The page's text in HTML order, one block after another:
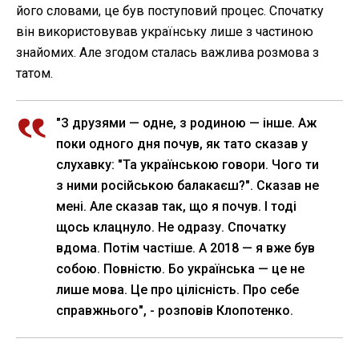
його словами, це був поступовий процес. Спочатку
він використовував українську лише з частиною
знайомих. Але згодом сталась важлива розмова з
татом.
"З друзями — одне, з родиною — інше. Аж
поки одного дня почув, як тато сказав у
слухавку: "Та українською говори. Чого ти
з ними російською балакаєш?". Сказав не
мені. Але сказав так, що я почув. І тоді
щось клацнуло. Не одразу. Спочатку
вдома. Потім частіше. А 2018 — я вже був
собою. Повністю. Бо українська — це не
лише мова. Це про цілісність. Про себе
справжнього", - розповів Клопотенко.